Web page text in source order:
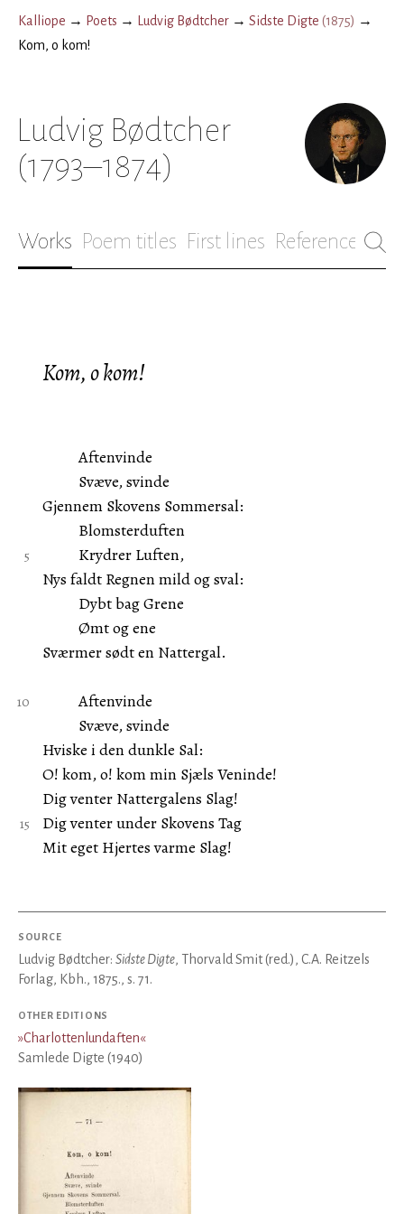
Kalliope → Poets → Ludvig Bødtcher → Sidste Digte (1875) →
Kom, o kom!
Ludvig Bødtcher
(1793–1874)
Works Poem titles First lines References
Kom, o kom!
Aftenvinde
Svæve, svinde
Gjennem Skovens Sommersal:
Blomsterduften
Krydrer Luften,
Nys faldt Regnen mild og sval:
Dybt bag Grene
Ømt og ene
Sværmer sødt en Nattergal.
Aftenvinde
Svæve, svinde
Hviske i den dunkle Sal:
O! kom, o! kom min Sjæls Veninde!
Dig venter Nattergalens Slag!
Dig venter under Skovens Tag
Mit eget Hjertes varme Slag!
SOURCE
Ludvig Bødtcher: Sidste Digte, Thorvald Smit (red.), C.A. Reitzels
Forlag, Kbh., 1875., s. 71.
OTHER EDITIONS
»Charlottenlundaften«
Samlede Digte (1940)